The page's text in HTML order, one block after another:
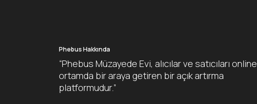
Phebus Hakkında
“Phebus Müzayede Evi, alıcılar ve satıcıları online
ortamda bir araya getiren bir açık artırma
platformudur.”